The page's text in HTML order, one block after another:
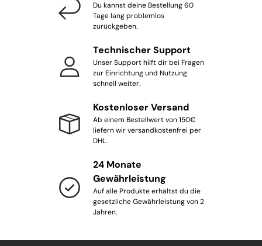
Du kannst deine Bestellung 60
Tage lang problemlos
zurückgeben.
Technischer Support
Unser Support hilft dir bei Fragen
zur Einrichtung und Nutzung
schnell weiter.
Kostenloser Versand
Ab einem Bestellwert von 150€
liefern wir versandkostenfrei per
DHL.
24 Monate
Gewährleistung
Auf alle Produkte erhältst du die
gesetzliche Gewährleistung von 2
Jahren.